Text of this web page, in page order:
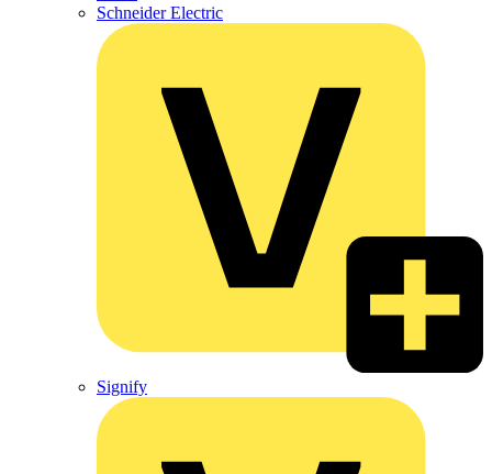
Schneider Electric
Signify